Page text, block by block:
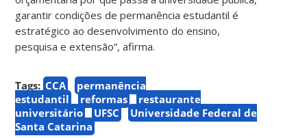
garantir condições de permanência estudantil é
estratégico ao desenvolvimento do ensino,
pesquisa e extensão”, afirma.
Tags: CCA
permanência
estudantil
reformas
restaurante
universitário
UFSC
Universidade Federal de
Santa Catarina